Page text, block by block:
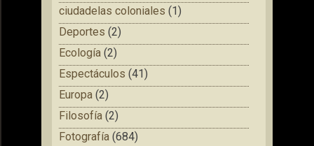
ciudadelas coloniales (1)
Deportes (2)
Ecología (2)
Espectáculos (41)
Europa (2)
Filosofía (2)
Fotografía (684)